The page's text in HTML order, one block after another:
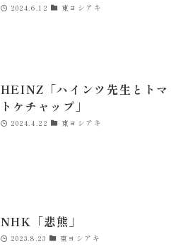
2024.6.12 東ヨシアキ
HEINZ「ハインツ先生とトマ
トケチャップ」
2024.4.22 東ヨシアキ
NHK「悲熊」
2023.8.23 東ヨシアキ